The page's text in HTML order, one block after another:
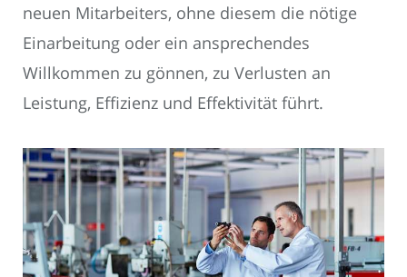
neuen Mitarbeiters, ohne diesem die nötige
Einarbeitung oder ein ansprechendes
Willkommen zu gönnen, zu Verlusten an
Leistung, Effizienz und Effektivität führt.